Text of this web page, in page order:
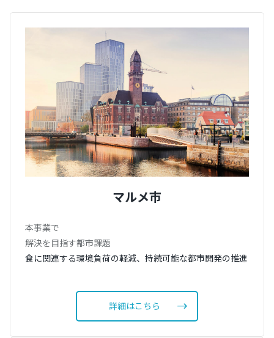
マルメ市
本事業で
解決を目指す都市課題
食に関連する環境負荷の軽減、持続可能な都市開発の推進
詳細はこちら